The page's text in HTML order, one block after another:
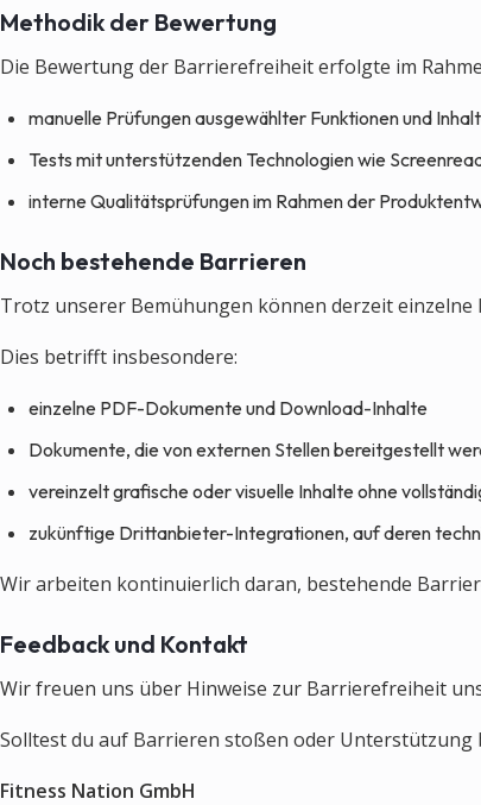
Methodik der Bewertung
Die Bewertung der Barrierefreiheit erfolgte im
manuelle Prüfungen ausgewählter Funktionen und
Tests mit unterstützenden Technologien wie
interne Qualitätsprüfungen im Rahmen der
Noch bestehende Barrieren
Trotz unserer Bemühungen können derzeit
Dies betrifft insbesondere:
einzelne PDF-Dokumente und Download-Inhalte
Dokumente, die von externen Stellen bereitgestellt
vereinzelt grafische oder visuelle Inhalte ohne
zukünftige Drittanbieter-Integrationen, auf deren
Wir arbeiten kontinuierlich daran, bestehende
Feedback und Kontakt
Wir freuen uns über Hinweise zur Barrierefreiheit
Solltest du auf Barrieren stoßen oder
Fitness Nation GmbH